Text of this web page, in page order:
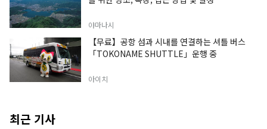
야마나시
【무료】공항 섬과 시내를 연결하는 셔틀 버스
「TOKONAME SHUTTLE」운행 중
아이치
최근 기사